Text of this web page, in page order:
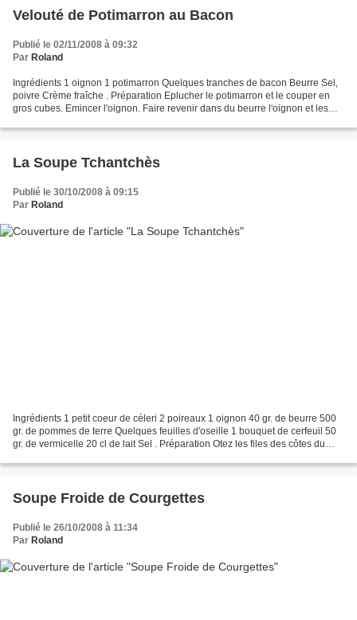
Velouté de Potimarron au Bacon
Publié le 02/11/2008 à 09:32
Par Roland
Ingrédients 1 oignon 1 potimarron Quelques tranches de bacon Beurre Sel,
poivre Crème fraîche . Préparation Eplucher le potimarron et le couper en
gros cubes. Emincer l'oignon. Faire revenir dans du beurre l'oignon et les
La Soupe Tchantchès
Publié le 30/10/2008 à 09:15
Par Roland
Ingrédients 1 petit coeur de céleri 2 poireaux 1 oignon 40 gr. de beurre 500
gr. de pommes de terre Quelques feuilles d'oseille 1 bouquet de cerfeuil 50
gr. de vermicelle 20 cl de lait Sel . Préparation Otez les files des côtes du
Soupe Froide de Courgettes
Publié le 26/10/2008 à 11:34
Par Roland